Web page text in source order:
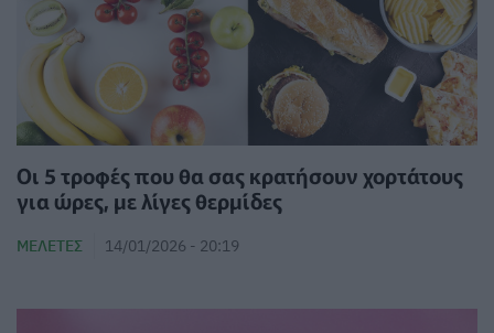
Οι 5 τροφές που θα σας κρατήσουν χορτάτους
για ώρες, με λίγες θερμίδες
ΜΕΛΈΤΕΣ 14/01/2026 - 20:19